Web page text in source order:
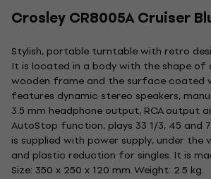
Crosley CR8005A Cruiser
Stylish, portable turntable with retro
It is located in a body with the shape of
wooden frame and the surface coated
features dynamic stereo speakers,
3.5 mm headphone output, RCA output
AutoStop function, plays 33 1/3, 45 and
is supplied with power supply, under the
and plastic reduction for singles. It is
Size: 350 x 250 x 120 mm. Weight: 2.5 kg.